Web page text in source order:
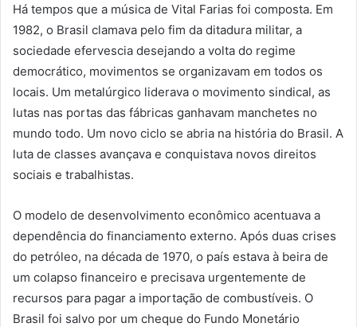
Há tempos que a música de Vital Farias foi composta. Em
1982, o Brasil clamava pelo fim da ditadura militar, a
sociedade efervescia desejando a volta do regime
democrático, movimentos se organizavam em todos os
locais. Um metalúrgico liderava o movimento sindical, as
lutas nas portas das fábricas ganhavam manchetes no
mundo todo. Um novo ciclo se abria na história do Brasil. A
luta de classes avançava e conquistava novos direitos
sociais e trabalhistas.
O modelo de desenvolvimento econômico acentuava a
dependência do financiamento externo. Após duas crises
do petróleo, na década de 1970, o país estava à beira de
um colapso financeiro e precisava urgentemente de
recursos para pagar a importação de combustíveis. O
Brasil foi salvo por um cheque do Fundo Monetário